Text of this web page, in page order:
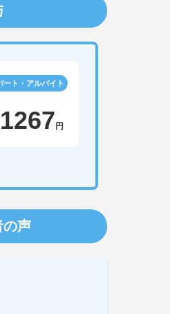
ート・アルバイト
1267 円
の声